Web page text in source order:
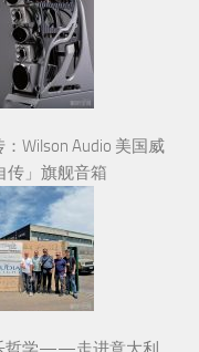
Wilson Audio 美国威
传」旗舰音箱